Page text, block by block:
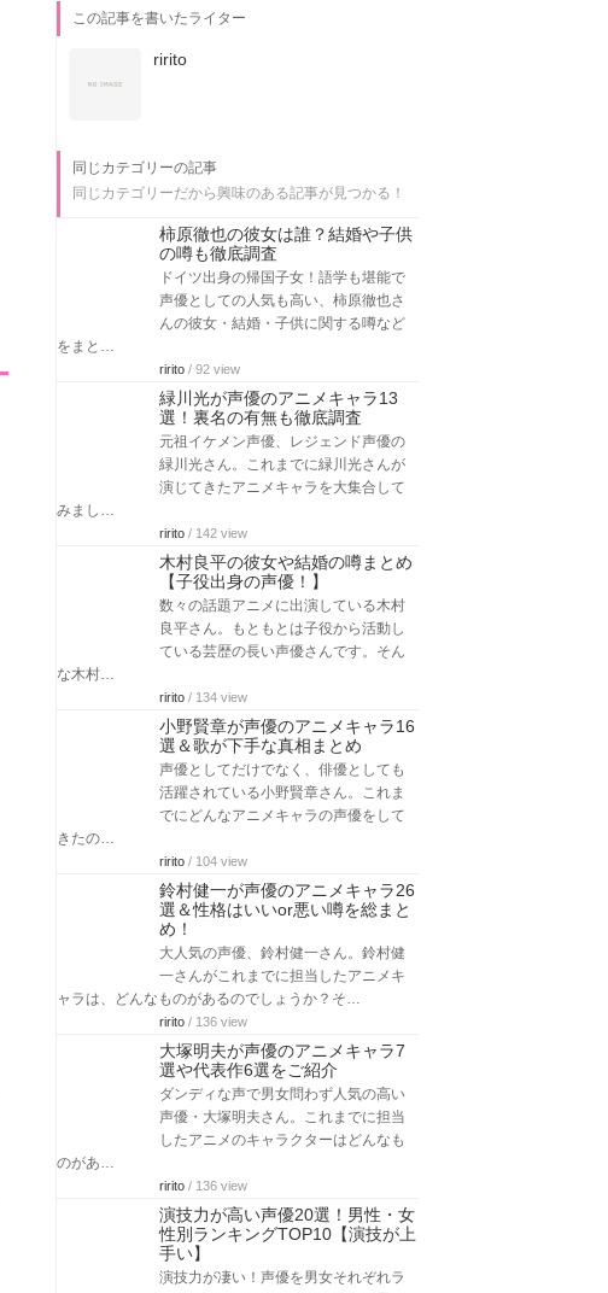
この記事を書いたライター
ririto
同じカテゴリーの記事
同じカテゴリーだから興味のある記事が見つかる！
柿原徹也の彼女は誰？結婚や子供
の噂も徹底調査
ドイツ出身の帰国子女！語学も堪能で
声優としての人気も高い、柿原徹也さ
んの彼女・結婚・子供に関する噂など
をまと…
ririto / 92 view
緑川光が声優のアニメキャラ13
選！裏名の有無も徹底調査
元祖イケメン声優、レジェンド声優の
緑川光さん。これまでに緑川光さんが
演じてきたアニメキャラを大集合して
みまし…
ririto / 142 view
木村良平の彼女や結婚の噂まとめ
【子役出身の声優！】
数々の話題アニメに出演している木村
良平さん。もともとは子役から活動し
ている芸歴の長い声優さんです。そん
な木村…
ririto / 134 view
小野賢章が声優のアニメキャラ16
選＆歌が下手な真相まとめ
声優としてだけでなく、俳優としても
活躍されている小野賢章さん。これま
でにどんなアニメキャラの声優をして
きたの…
ririto / 104 view
鈴村健一が声優のアニメキャラ26
選＆性格はいいor悪い噂を総まと
め！
大人気の声優、鈴村健一さん。鈴村健
一さんがこれまでに担当したアニメキ
ャラは、どんなものがあるのでしょうか？そ…
ririto / 136 view
大塚明夫が声優のアニメキャラ7
選や代表作6選をご紹介
ダンディな声で男女問わず人気の高い
声優・大塚明夫さん。これまでに担当
したアニメのキャラクターはどんなも
のがあ…
ririto / 136 view
演技力が高い声優20選！男性・女
性別ランキングTOP10【演技が上
手い】
演技力が凄い！声優を男女それぞれラ